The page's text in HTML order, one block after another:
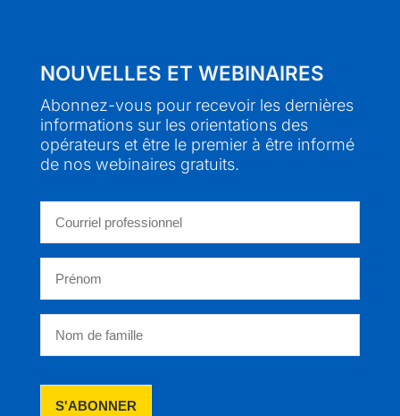
NOUVELLES ET WEBINAIRES
Abonnez-vous pour recevoir les dernières
informations sur les orientations des
opérateurs et être le premier à être informé
de nos webinaires gratuits.